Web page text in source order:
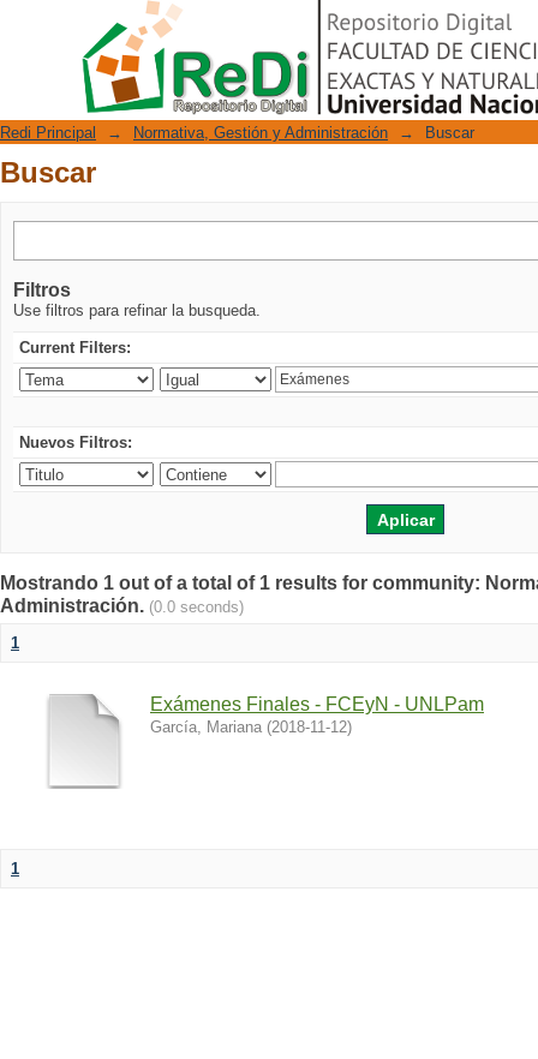
Repositorio Digital
Redi Principal → Normativa, Gestión y Administración → Buscar
Buscar
Filtros
Use filtros para refinar la busqueda.
Current Filters:
Nuevos Filtros:
Mostrando 1 out of a total of 1 results for community:
Administración. (0.0 seconds)
1
Exámenes Finales - FCEyN - UNLPam
García, Mariana (2018-11-12)
1